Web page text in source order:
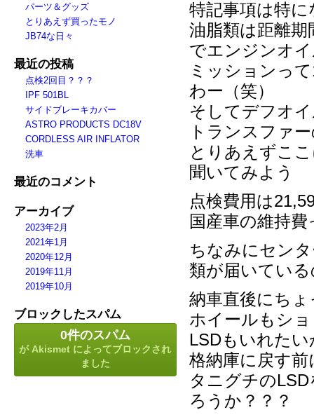
パーツ＆グッズ
とりあえず買ったモノ
JB74な日々
最近の投稿
点検2回目？？？
IPF 501BL
サイドブレーキカバー
ASTRO PRODUCTS DC18V
CORDLESS AIR INFLATOR
洗車
最近のコメント
アーカイブ
2023年2月
2021年1月
2020年12月
2019年11月
2019年10月
ブロックしたスパム
0件のスパム
が Akismet によってブロックされ
ました
特記事項は特に
油脂類は距離
でエンジンオ
ミッションっ
わー（笑）
そしてデフオ
トランスファ
とりあえずこ
聞いてみよう
点検費用は
国産車の維持
ちなみにセン
類が届いてい
納車直後にち
ホイールもシ
LSDもいれたい
格納庫に戻す
タニグチの
ろうか？？？